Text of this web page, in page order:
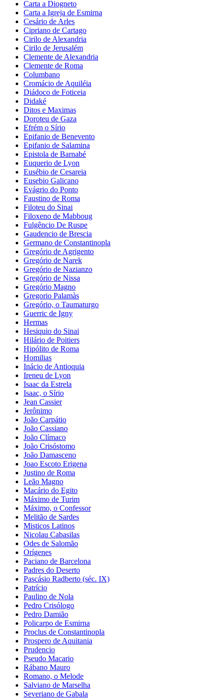
Carta a Diogneto
Carta a Igreja de Esmirna
Cesário de Arles
Cipriano de Cartago
Cirilo de Alexandria
Cirilo de Jerusalém
Clemente de Alexandria
Clemente de Roma
Columbano
Cromácio de Aquiléia
Diádoco de Foticeia
Didaké
Ditos e Maximas
Doroteu de Gaza
Efrém o Sírio
Epifanio de Benevento
Epifanio de Salamina
Epistola de Barnabé
Euquerio de Lyon
Eusébio de Cesareia
Eusebio Galicano
Evágrio do Ponto
Faustino de Roma
Filoteu do Sinai
Filoxeno de Mabboug
Fulgêncio De Ruspe
Gaudencio de Brescia
Germano de Constantinopla
Gregório de Agrigento
Gregório de Narek
Gregório de Nazianzo
Gregório de Nissa
Gregório Magno
Gregorio Palamàs
Gregório, o Taumaturgo
Guerric de Igny
Hermas
Hesiquio do Sinai
Hilário de Poitiers
Hipólito de Roma
Homilias
Inácio de Antioquia
Ireneu de Lyon
Isaac da Estrela
Isaac, o Sírio
Jean Cassier
Jerônimo
João Carpátio
João Cassiano
João Clímaco
João Crisóstomo
João Damasceno
Joao Escoto Erigena
Justino de Roma
Leão Magno
Macário do Egito
Máximo de Turim
Máximo, o Confessor
Melitão de Sardes
Misticos Latinos
Nicolau Cabasilas
Odes de Salomão
Orígenes
Paciano de Barcelona
Padres do Deserto
Pascásio Radberto (séc. IX)
Patrício
Paulino de Nola
Pedro Crisólogo
Pedro Damião
Policarpo de Esmirna
Proclus de Constantinopla
Prospero de Aquitania
Prudencio
Pseudo Macario
Rábano Mauro
Romano, o Melode
Salviano de Marselha
Severiano de Gabala